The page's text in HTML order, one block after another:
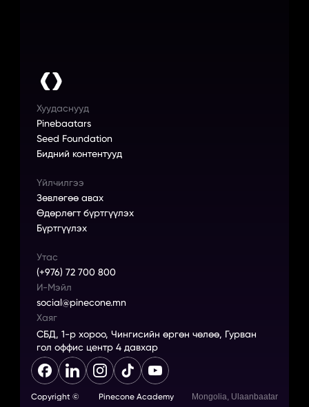
Хуудаснууд
Pinebaatars
Seed Foundation
Бидний контентууд
Үйлчилгээ
Зөвлөгөө авах
Өдөрлөгт бүртгүүлэх
Бүртгүүлэх
Утас
(+976) 72 700 800
И-Мэйл
social@pinecone.mn
Хаяг
СБД, 1-р хороо, Чингисийн өргөн чөлөө, Гурван
гол оффис центр 4 давхар
Copyright © Pinecone Academy Mongolia, Ulaanbaatar